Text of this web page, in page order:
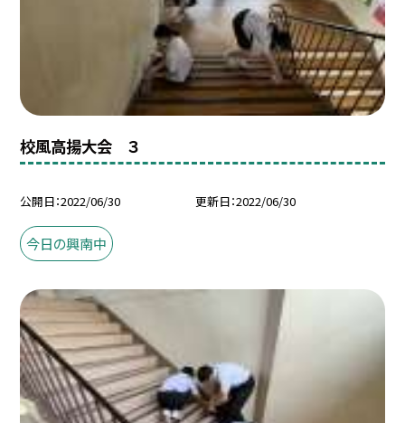
校風高揚大会 ３
公開日 2022/06/30 更新日 2022/06/30
今日の興南中